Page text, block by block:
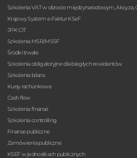
Szkolenia VAT w obrocie międzynarodowym, Akcyza,
Krajowy System e-Faktur KSeF
JPK CIT
Szkolenia MSR/MSSF
Środki trwałe
Szkolenia obligatoryjne dla biegłych rewidentów
Szkolenia bilans
Kursy rachunkowe
Cash flow
Szkolenia finanse
Szkolenia controlling
Finanse publiczne
Zamówienia publiczne
KSEF w jednostkach publicznych